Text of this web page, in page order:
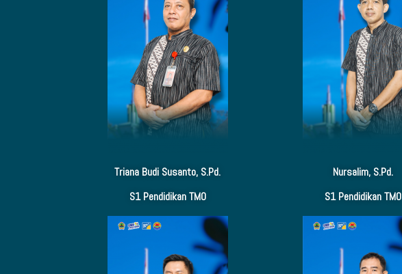
Triana Budi Susanto, S.Pd.
S1 Pendidikan TMO
Nursalim, S.Pd.
S1 Pendidikan TMO